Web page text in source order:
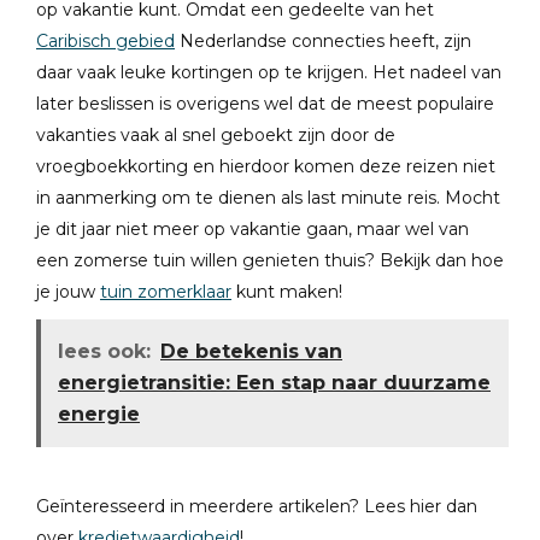
op vakantie kunt. Omdat een gedeelte van het
Caribisch gebied Nederlandse connecties heeft, zijn
daar vaak leuke kortingen op te krijgen. Het nadeel van
later beslissen is overigens wel dat de meest populaire
vakanties vaak al snel geboekt zijn door de
vroegboekkorting en hierdoor komen deze reizen niet
in aanmerking om te dienen als last minute reis. Mocht
je dit jaar niet meer op vakantie gaan, maar wel van
een zomerse tuin willen genieten thuis? Bekijk dan hoe
je jouw tuin zomerklaar kunt maken!
lees ook: De betekenis van
energietransitie: Een stap naar duurzame
energie
Geïnteresseerd in meerdere artikelen? Lees hier dan